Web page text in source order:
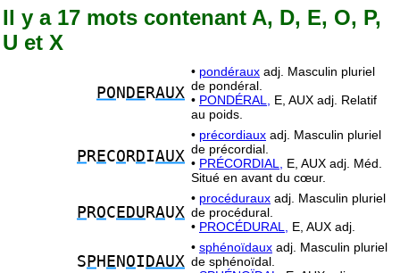
Il y a 17 mots contenant A, D, E, O, P,
U et X
PO N DE RAUX
• pondéraux adj. Masculin pluriel
de pondéral.
• PONDÉRAL,
E, AUX adj. Relatif
au poids.
P RECO RDIAUX
• précordiaux adj. Masculin pluriel
de précordial.
• PRÉCORDIAL,
E, AUX adj. Méd.
Situé en avant du cœur.
P ROC EDU RAUX
• procéduraux adj. Masculin pluriel
de procédural.
• PROCÉDURAL, E, AUX adj.
S P H E N OI DAUX
• sphénoïdaux adj. Masculin pluriel
de sphénoïdal.